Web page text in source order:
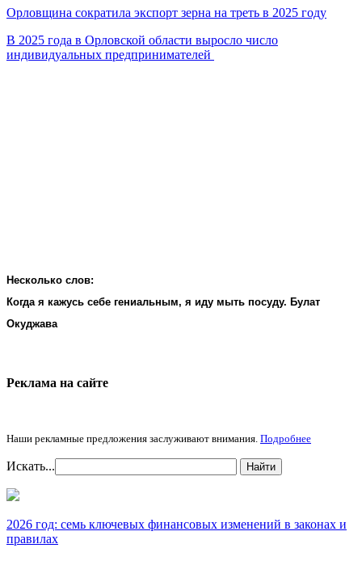
Орловщина сократила экспорт зерна на треть в 2025 году
В 2025 года в Орловской области выросло число
индивидуальных предпринимателей
Несколько слов:
Когда я кажусь себе гениальным, я иду мыть посуду. Булат
Окуджава
Реклама на cайте
Наши рекламные предложения заслуживают внимания. Подробнее
Искать... Найти
2026 год: семь ключевых финансовых изменений в законах и
правилах